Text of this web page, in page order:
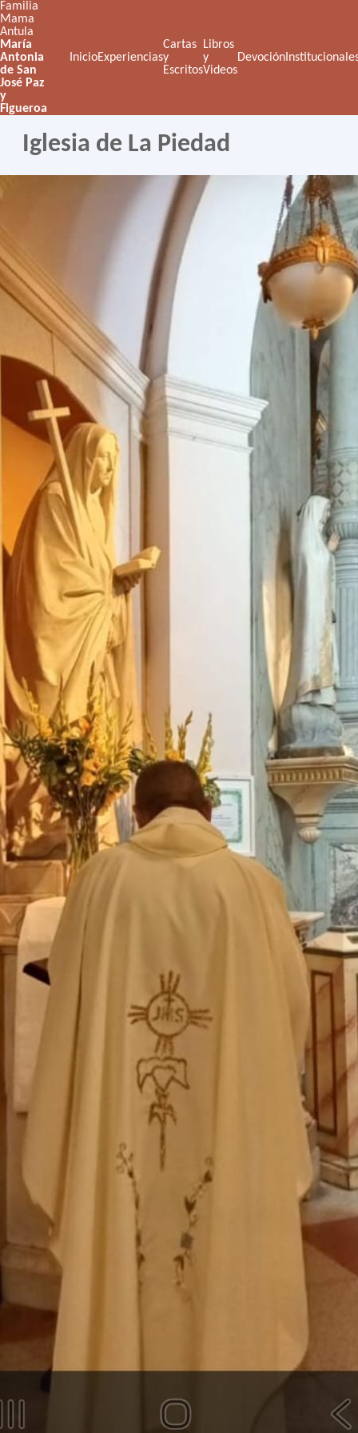
Familia
Mama
Antula
María
Antonia
de San
José Paz
y
Figueroa
InicioExperiencias
Cartas
y
Escritos
Libros
y
Videos
Devoción
Iglesia de La Piedad